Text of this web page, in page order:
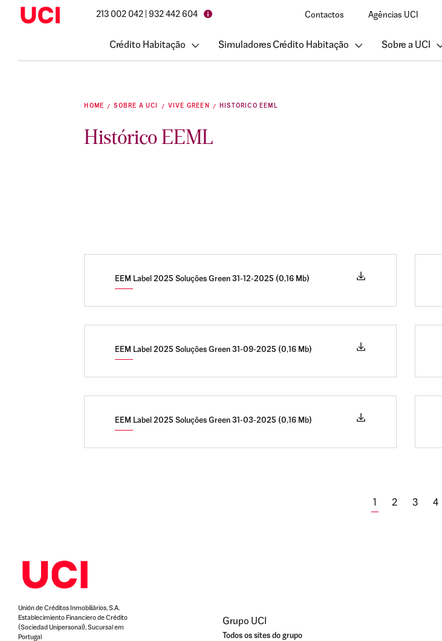
213 002 042 | 932 442 604 Contactos Agências UCI
Crédito Habitação Simuladores Crédito Habitação Sobre a UCI
HOME SOBRE A UCI VIVE GREEN HISTÓRICO EEML
Histórico EEML
EEM Label 2025 Soluções Green 31-12-2025 (0,16 Mb)
EEM Label 2025 Soluções Green 31-09-2025 (0,16 Mb)
EEM Label 2025 Soluções Green 31-03-2025 (0,16 Mb)
2 3 4
Unión de Créditos Inmobiliários, S.A.
Establecimiento Financiero de Crédito
(Sociedad Unipersonal), Sucursal em
Portugal
Grupo UCI
Todos os sites do grupo